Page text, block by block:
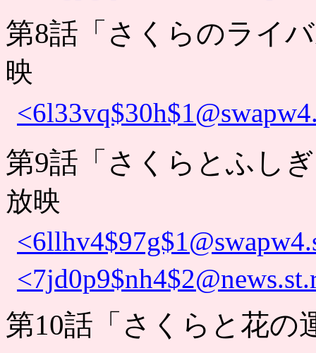
第8話「さくらのライ
映
第9話「さくらとふし
放映
第10話「さくらと花の